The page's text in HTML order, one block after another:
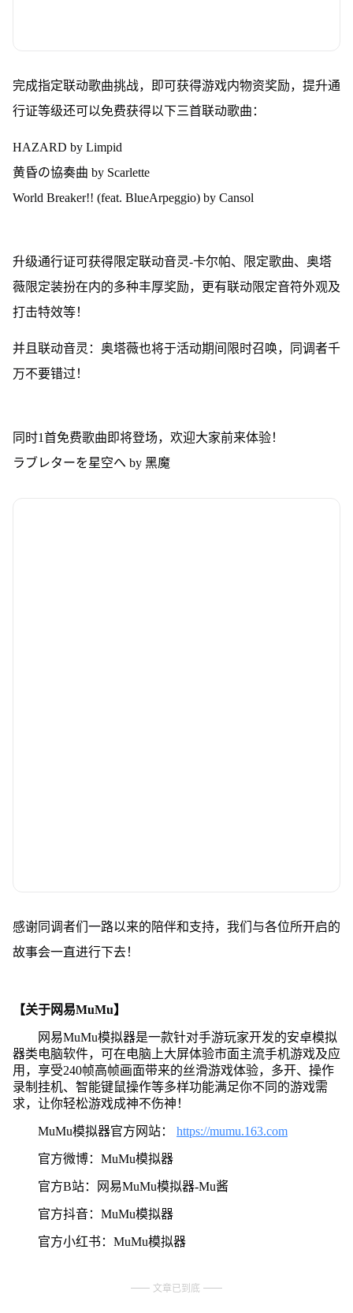
完成指定联动歌曲挑战，即可获得游戏内物资奖励，提升通
行证等级还可以免费获得以下三首联动歌曲：
HAZARD by Limpid
黄昏の協奏曲 by Scarlette
World Breaker!! (feat. BlueArpeggio) by Cansol
升级通行证可获得限定联动音灵-卡尔帕、限定歌曲、奥塔
薇限定装扮在内的多种丰厚奖励，更有联动限定音符外观及
打击特效等！
并且联动音灵：奥塔薇也将于活动期间限时召唤，同调者千
万不要错过！
同时1首免费歌曲即将登场，欢迎大家前来体验！
ラブレターを星空へ by 黑魔
感谢同调者们一路以来的陪伴和支持，我们与各位所开启的
故事会一直进行下去！
【关于网易MuMu】
网易MuMu模拟器是一款针对手游玩家开发的安卓模拟
器类电脑软件，可在电脑上大屏体验市面主流手机游戏及应
用，享受240帧高帧画面带来的丝滑游戏体验，多开、操作
录制挂机、智能键鼠操作等多样功能满足你不同的游戏需
求，让你轻松游戏成神不伤神！
MuMu模拟器官方网站： https://mumu.163.com
官方微博：MuMu模拟器
官方B站：网易MuMu模拟器-Mu酱
官方抖音：MuMu模拟器
官方小红书：MuMu模拟器
文章已到底